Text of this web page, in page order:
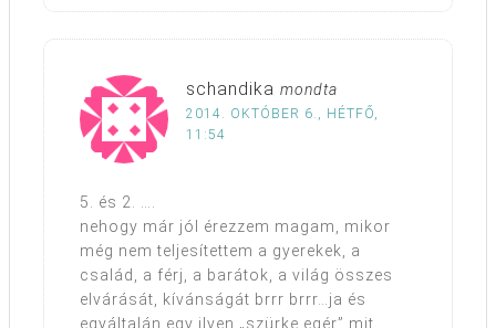
schandika mondta
2014. OKTÓBER 6., HÉTFŐ,
11:54
5. és 2. ….
nehogy már jól érezzem magam, mikor
még nem teljesítettem a gyerekek, a
család, a férj, a barátok, a világ összes
elvárását, kívánságát brrr brrr…ja és
egyáltalán egy ilyen „szürke egér” mit